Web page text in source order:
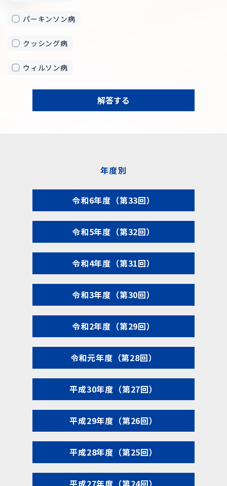
パーキンソン病
クッシング病
ウィルソン病
解答する
年度別
令和6年度（第33回）
令和5年度（第32回）
令和4年度（第31回）
令和3年度（第30回）
令和2年度（第29回）
令和元年度（第28回）
平成30年度（第27回）
平成29年度（第26回）
平成28年度（第25回）
平成27年度（第24回）